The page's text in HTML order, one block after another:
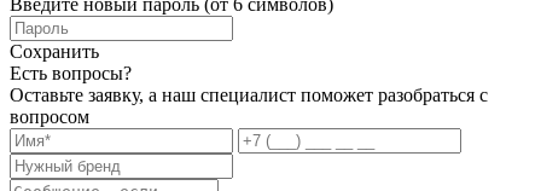
Сохранить
Есть вопросы?
Оставьте заявку, а наш специалист поможет разобраться с
вопросом